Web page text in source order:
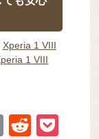
Xperia 1 VIII
1 VIII
E
R